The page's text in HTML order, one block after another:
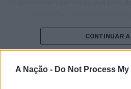
A Nação - Do Not Process
de um lugar no quadro
abertura contou com a presença
Câmara Municipal de Cascais,
acompanhado pelo executivo
início de uma competição que
CONTINUAR A